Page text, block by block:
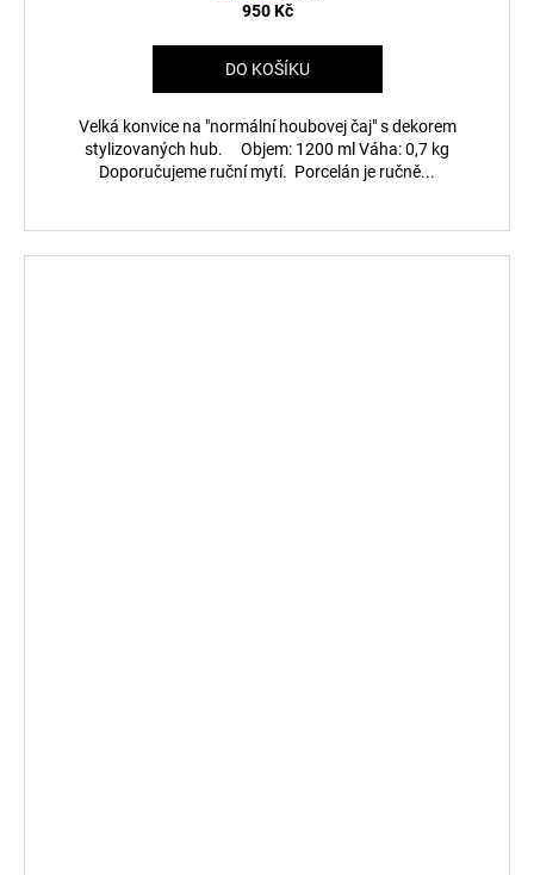
950 Kč
DO KOŠÍKU
Velká konvice na "normální houbovej čaj" s dekorem
stylizovaných hub. Objem: 1200 ml Váha: 0,7 kg
Doporučujeme ruční mytí. Porcelán je ručně...